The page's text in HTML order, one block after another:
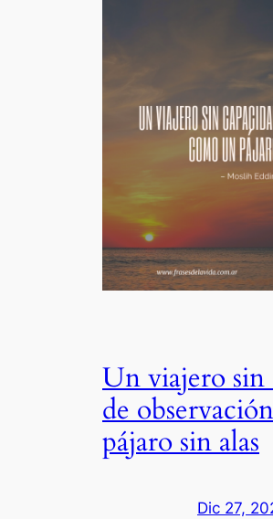
Un viajero sin
de
pájaro sin alas
Dic 27,